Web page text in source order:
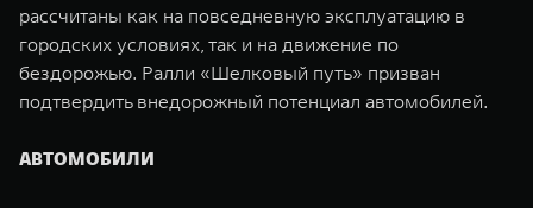
рассчитаны как на повседневную эксплуатацию в
городских условиях, так и на движение по
бездорожью. Ралли «Шелковый путь» призван
подтвердить внедорожный потенциал автомобилей.
АВТОМОБИЛИ